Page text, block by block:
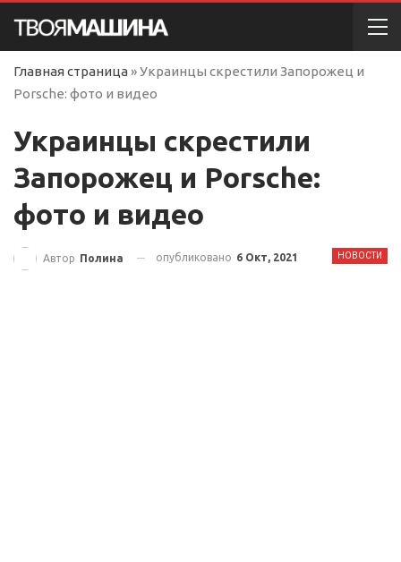
Главная страница »Украинцы скрестили Запорожец и
Porsche: фото и видео
Украинцы скрестили
Запорожец и Porsche:
фото и видео
НОВОСТИ
Автор Полина опубликовано 6 Окт, 2021